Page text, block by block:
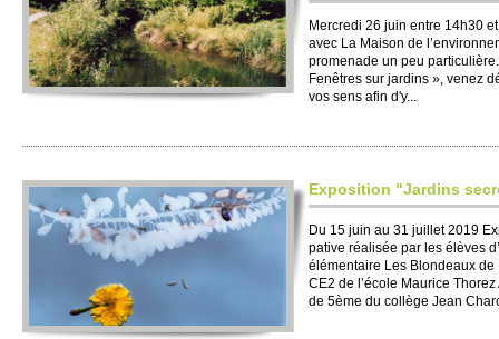
Mer­credi 26 juin entre 14h30
avec La Maison de
pro­menade un peu
Fenêtres sur jardins », venez
vos sens afin d'y...
Expo­si­tion "Jardins
Du 15 juin au 31 jui­llet 2019
pative réalisée par les élèves
élémentaire Les Blondeaux de
CE2 de l’école Maurice Thorez
de 5ème du collège Jean